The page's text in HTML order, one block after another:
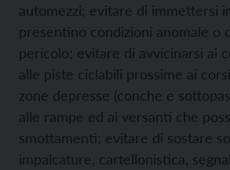
automezzi; evitare di immettersi
presentino condizioni anomale o
pericolo; evitare di avvicinarsi ai
alle piste ciclabili prossime ai corsi
zone depresse (conche e
alle rampe ed ai versanti che
smottamenti; evitare di sostare
impalcature, cartellonistica,